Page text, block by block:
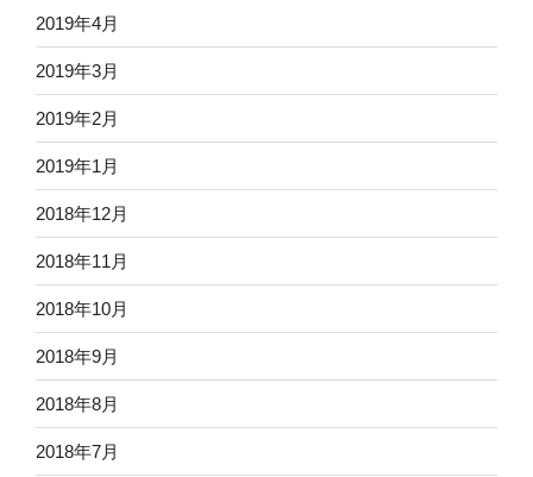
2019年4月
2019年3月
2019年2月
2019年1月
2018年12月
2018年11月
2018年10月
2018年9月
2018年8月
2018年7月